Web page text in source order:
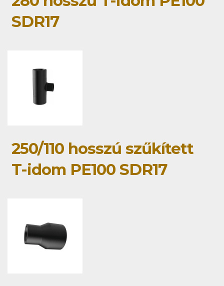
SDR17
250/110 hosszú szűkített
T-idom PE100 SDR17